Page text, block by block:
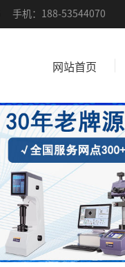
手机：188-53544070
网站首页